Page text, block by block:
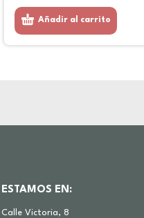
Añadir al carrito
ESTAMOS EN:
Calle Victoria, 8